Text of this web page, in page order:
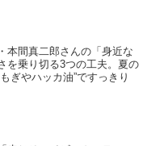
本間真二郎さんの「身近な
を乗り切る3つの工夫。夏の
ぎやハッカ油”ですっきり